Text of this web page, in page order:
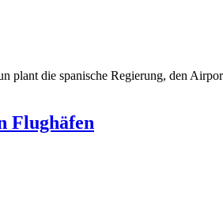
die spanische Regierung, den
Flughäfen